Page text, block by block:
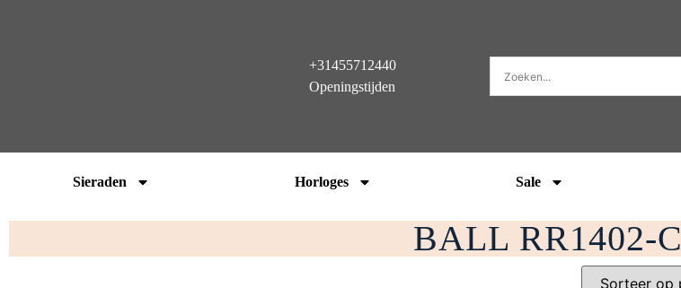
+31455712440
Openingstijden
Sieraden Horloges Sale
BALL RR1402-C